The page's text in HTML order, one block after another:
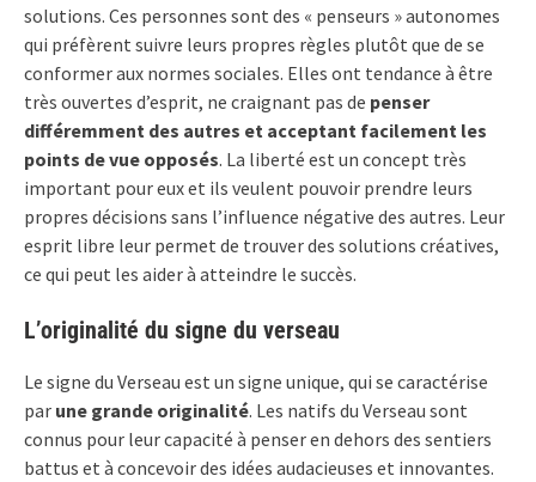
solutions. Ces personnes sont des « penseurs » autonomes
qui préfèrent suivre leurs propres règles plutôt que de se
conformer aux normes sociales. Elles ont tendance à être
très ouvertes d’esprit, ne craignant pas de penser
différemment des autres et acceptant facilement les
points de vue opposés. La liberté est un concept très
important pour eux et ils veulent pouvoir prendre leurs
propres décisions sans l’influence négative des autres. Leur
esprit libre leur permet de trouver des solutions créatives,
ce qui peut les aider à atteindre le succès.
L’originalité du signe du verseau
Le signe du Verseau est un signe unique, qui se caractérise
par une grande originalité. Les natifs du Verseau sont
connus pour leur capacité à penser en dehors des sentiers
battus et à concevoir des idées audacieuses et innovantes.